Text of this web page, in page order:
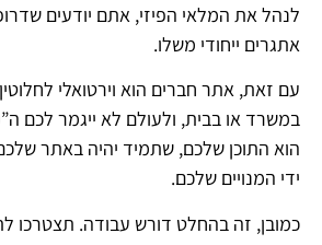
לנהל את המלאי הפיזי, אתם יודעים
אתגרים ייחודי משלו.
עם זאת, אתר חברים הוא וירטואלי
במשרד או בבית, ולעולם לא ייגמר לכם
הוא התוכן שלכם, שתמיד יהיה באתר
ידי המנויים שלכם.
כמובן, זה בהחלט דורש עבודה. תצטרכו